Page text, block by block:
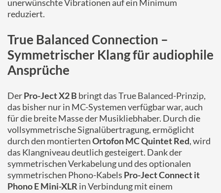
unerwünschte Vibrationen auf ein Minimum
reduziert.
True Balanced Connection –
Symmetrischer Klang für audiophile
Ansprüche
DerPro-Ject X2 B bringt das True Balanced-Prinzip,
das bisher nur in MC-Systemen verfügbar war, auch
für die breite Masse der Musikliebhaber. Durch die
vollsymmetrische Signalübertragung, ermöglicht
durch den montiertenOrtofon MC Quintet Red, wird
das Klangniveau deutlich gesteigert. Dank der
symmetrischen Verkabelung und des optionalen
symmetrischen Phono-Kabels Pro-Ject Connect it
Phono E Mini-XLR in Verbindung mit einem